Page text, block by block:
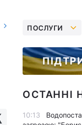
ПОСЛУГИ
ОСТАННІ
10:13